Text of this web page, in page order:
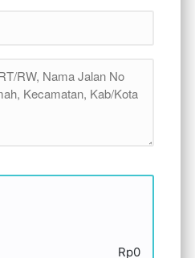
Rp0